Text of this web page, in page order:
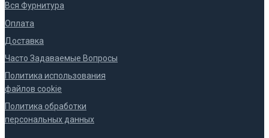
Вся Фурнитура
Оплата
Доставка
Часто Задаваемые Вопросы
Политика использования
файлов cookie
Политика обработки
персональных данных